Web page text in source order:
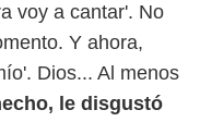
voy a cantar'. No
Y ahora,
Dios... Al menos
le disgustó